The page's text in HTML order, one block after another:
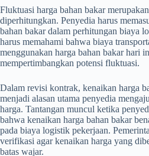
Fluktuasi harga bahan bakar
diperhitungkan. Penyedia harus
bahan bakar dalam perhitungan biaya
harus memahami bahwa biaya
menggunakan harga bahan bakar hari
mempertimbangkan potensi fluktuasi.
Dalam revisi kontrak, kenaikan harga
menjadi alasan utama penyedia
harga. Tantangan muncul ketika
bahwa kenaikan harga bahan bakar
pada biaya logistik pekerjaan.
verifikasi agar kenaikan harga yang
batas wajar.